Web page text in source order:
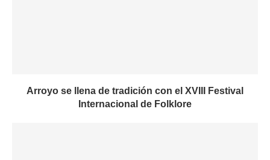
Arroyo se llena de tradición con el XVIII Festival
Internacional de Folklore